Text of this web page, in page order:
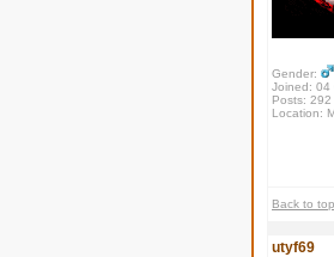
Gender:
Joined: 04
Posts: 292
Location:
Back to top
utyf69